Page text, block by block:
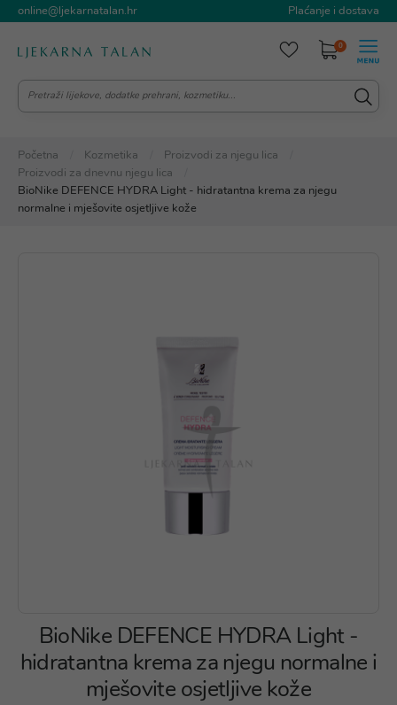
online@ljekarnatalan.hr Plaćanje i dostava
0
Početna Kozmetika
Proizvodi za njegu lica
Proizvodi za dnevnu njegu lica
BioNike DEFENCE HYDRA Light - hidratantna krema za njegu
normalne i mješovite osjetljive kože
BioNike DEFENCE HYDRA Light -
hidratantna krema za njegu normalne i
mješovite osjetljive kože